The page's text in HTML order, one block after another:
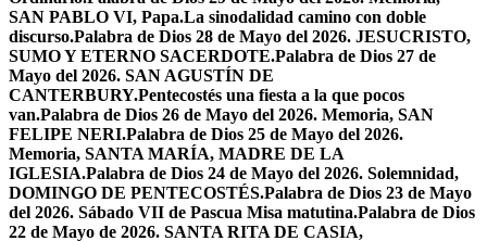
SAN PABLO VI, Papa.La sinodalidad camino con doble
discurso.Palabra de Dios 28 de Mayo del 2026. JESUCRISTO,
SUMO Y ETERNO SACERDOTE.Palabra de Dios 27 de
Mayo del 2026. SAN AGUSTÍN DE
CANTERBURY.Pentecostés una fiesta a la que pocos
van.Palabra de Dios 26 de Mayo del 2026. Memoria, SAN
FELIPE NERI.Palabra de Dios 25 de Mayo del 2026.
Memoria, SANTA MARÍA, MADRE DE LA
IGLESIA.Palabra de Dios 24 de Mayo del 2026. Solemnidad,
DOMINGO DE PENTECOSTÉS.Palabra de Dios 23 de Mayo
del 2026. Sábado VII de Pascua Misa matutina.Palabra de Dios
22 de Mayo de 2026. SANTA RITA DE CASIA,